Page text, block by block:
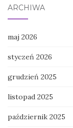
ARCHIWA
maj 2026
styczeń 2026
grudzień 2025
listopad 2025
październik 2025